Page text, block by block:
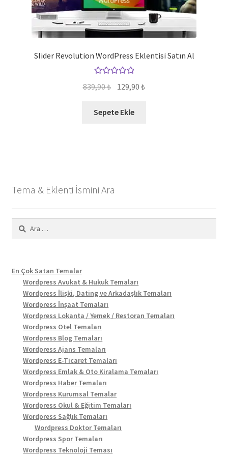
Slider Revolution WordPress Eklentisi Satın Al
oy aldı
839,90₺ Orijinal
839,90 ₺.
129,90₺Şu
Sepete Ekle
Tema & Eklenti İsmini Ara
Arama:
En Çok Satan Temalar
Wordpress Avukat & Hukuk Temaları
Wordpress İlişki, Dating ve Arkadaşlık Temaları
Wordpress İnşaat Temaları
Wordpress Lokanta / Yemek / Restoran Temaları
Wordpress Otel Temaları
Wordpress Blog Temaları
Wordpress Ajans Temaları
Wordpress E-Ticaret Temaları
Wordpress Emlak & Oto Kiralama Temaları
Wordpress Haber Temaları
Wordpress Kurumsal Temalar
Wordpress Okul & Eğitim Temaları
Wordpress Sağlık Temaları
Wordpress Doktor Temaları
Wordpress Spor Temaları
Wordpress Teknoloji Teması